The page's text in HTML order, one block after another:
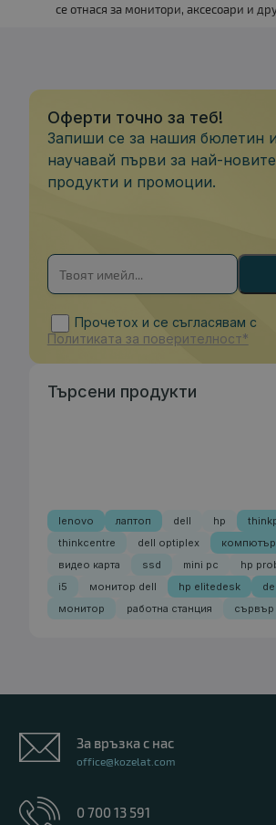
се отнася за монитори, аксесоари и
Оферти точно за теб!
Запиши се за нашия бюлетин и
научавай първи за най-новите
продукти и промоции.
Прочетох и се съгласявам с
Политиката за поверителност*
Търсени продукти
lenovo лаптоп dell hp
thinkcentre
dell optiplex
компютър
видео карта
ssd mini pc hp
i5
монитор dell hp elitedesk
монитор
работна станция сървър
За връзка с нас
office@kozelat.com
0 700 13 591